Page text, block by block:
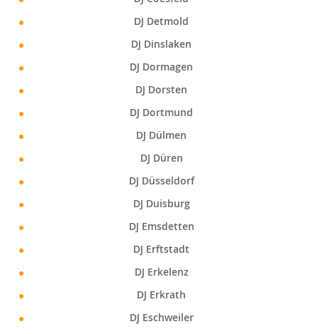
DJ Detmold
DJ Dinslaken
DJ Dormagen
DJ Dorsten
DJ Dortmund
DJ Dülmen
DJ Düren
DJ Düsseldorf
DJ Duisburg
DJ Emsdetten
DJ Erftstadt
DJ Erkelenz
DJ Erkrath
DJ Eschweiler